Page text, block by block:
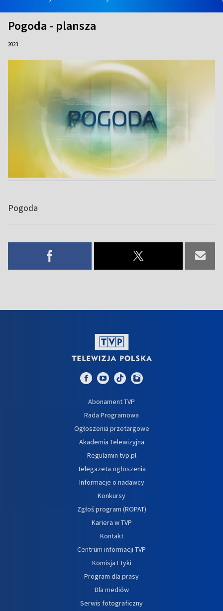
Pogoda - plansza
2023
Pogoda
Abonament TVP
Rada Programowa
Ogłoszenia przetargowe
Akademia Telewizyjna
Regulamin tvp.pl
Telegazeta ogłoszenia
Informacje o nadawcy
Konkursy
Zgłoś program (ROPAT)
Kariera w TVP
Kontakt
Centrum informacji TVP
Komisja Etyki
Program dla prasy
Dla mediów
Serwis fotograficzny